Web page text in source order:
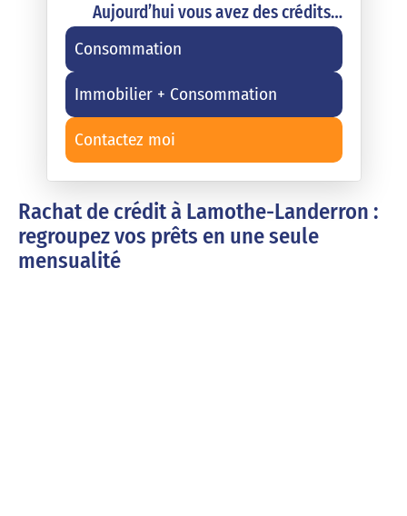
Aujourd’hui vous avez des crédits…
Consommation
Immobilier + Consommation
Contactez moi
Rachat de crédit à Lamothe-Landerron :
regroupez vos prêts en une seule
mensualité